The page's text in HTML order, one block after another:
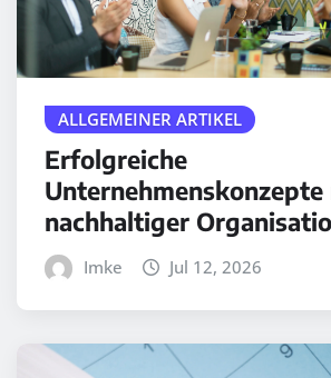
ALLGEMEINER ARTIKEL
Erfolgreiche
nachhaltiger
Imke Jul 12, 2026